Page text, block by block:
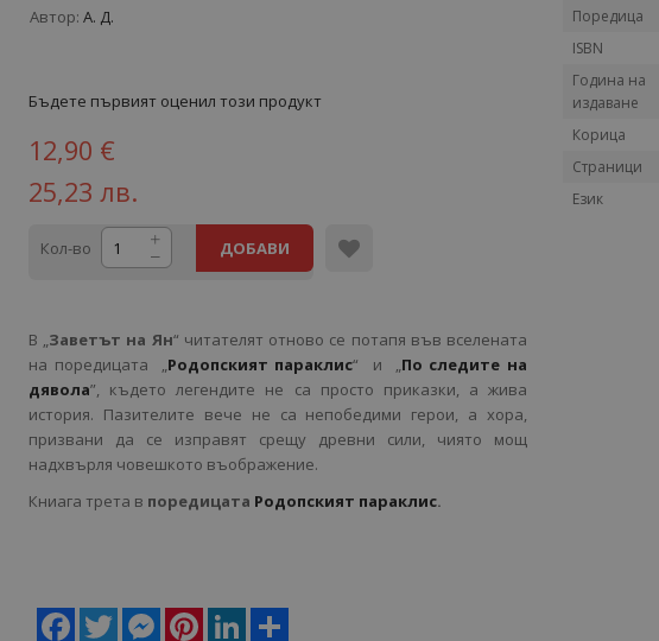
Автор: А. Д.
Бъдете първият оценил този продукт
12,90 €
25,23 лв.
Кол-во ДОБАВИ
В „Заветът на Ян“ читателят отново се потапя във вселената
на поредицата „Родопският параклис“ и „По следите на
дявола”, където легендите не са просто приказки, а жива
история. Пазителите вече не са непобедими герои, а хора,
призвани да се изправят срещу древни сили, чиято мощ
надхвърля човешкото въображение.
Книага трета в поредицата Родопският параклис.
Facebook
Twitter MessengerPinterestLinkedIn
Поредица
ISBN
Година на
издаване
Корица
Страници
Език